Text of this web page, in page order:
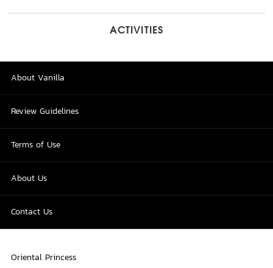
ACTIVITIES
About Vanilla
Review Guidelines
Terms of Use
About Us
Contact Us
Oriental Princess